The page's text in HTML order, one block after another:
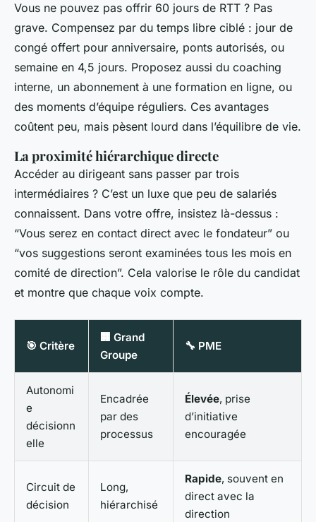
Vous ne pouvez pas offrir 60 jours de RTT ? Pas
grave. Compensez par du temps libre ciblé : jour de
congé offert pour anniversaire, ponts autorisés, ou
semaine en 4,5 jours. Proposez aussi du coaching
interne, un abonnement à une formation en ligne, ou
des moments d’équipe réguliers. Ces avantages
coûtent peu, mais pèsent lourd dans l’équilibre de vie.
La proximité hiérarchique directe
Accéder au dirigeant sans passer par trois
intermédiaires ? C’est un luxe que peu de salariés
connaissent. Dans votre offre, insistez là-dessus :
“Vous serez en contact direct avec le fondateur” ou
“vos suggestions seront examinées tous les mois en
comité de direction”. Cela valorise le rôle du candidat
et montre que chaque voix compte.
🎯 Critère
🏢 Grand
Groupe
🔧 PME
Autonomi
e
décisionn
elle
Encadrée
par des
processus
Élevée, prise
d’initiative
encouragée
Circuit de
décision
Long,
hiérarchisé
Rapide, souvent en
direct avec la
direction